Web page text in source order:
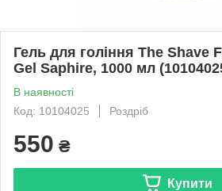
Гель для гоління The Shave
Gel Saphire, 1000 мл
В наявності
Код: 10104025
Роздріб
550 ₴
Купити